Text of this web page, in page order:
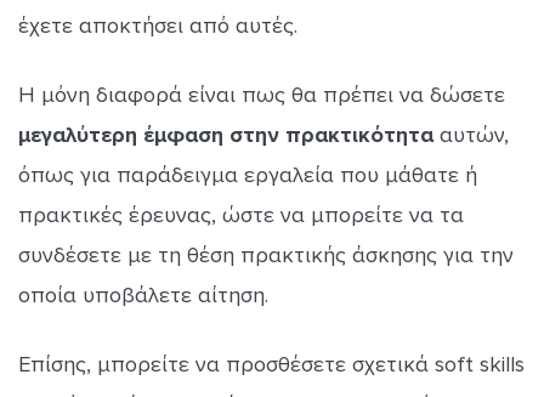
έχετε αποκτήσει από αυτές.
Η μόνη διαφορά είναι πως θα πρέπει να δώσετε
μεγαλύτερη έμφαση στην πρακτικότητααυτών,
όπως για παράδειγμα εργαλεία που μάθατε ή
πρακτικές έρευνας, ώστε να μπορείτε να τα
συνδέσετε με τη θέση πρακτικής άσκησης για την
οποία υποβάλετε αίτηση.
Επίσης, μπορείτε να προσθέσετε σχετικά soft skills